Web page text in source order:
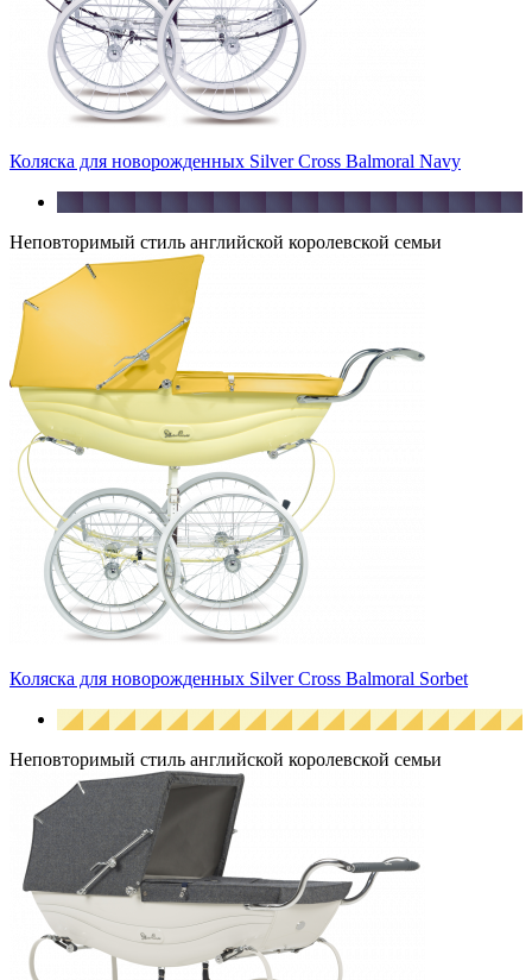
Коляска для новорожденных Silver Cross Balmoral Navy
Неповторимый стиль английской королевской семьи
Коляска для новорожденных Silver Cross Balmoral Sorbet
Неповторимый стиль английской королевской семьи